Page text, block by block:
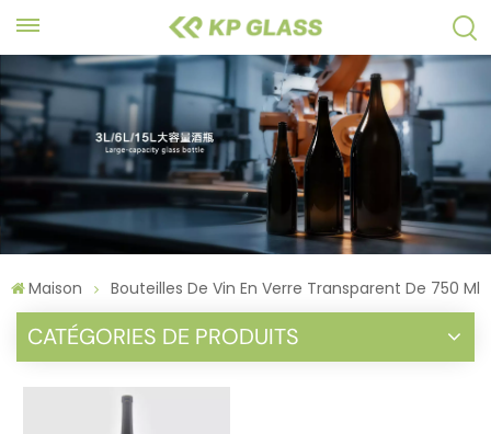
Maison Bouteilles De Vin En Verre Transparent De 750 Ml
CATÉGORIES DE PRODUITS